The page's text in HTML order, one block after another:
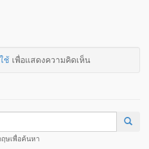
ช้เพื่อแสดงความคิดเห็น
ษเพื่อค้นหา